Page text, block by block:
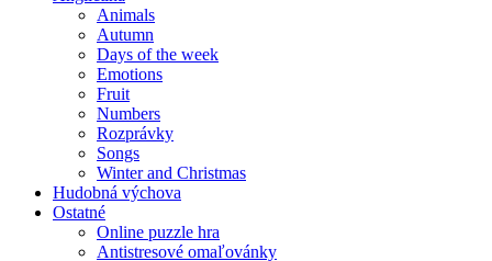
Animals
Autumn
Days of the week
Emotions
Fruit
Numbers
Rozprávky
Songs
Winter and Christmas
Hudobná výchova
Ostatné
Online puzzle hra
Antistresové omaľovánky